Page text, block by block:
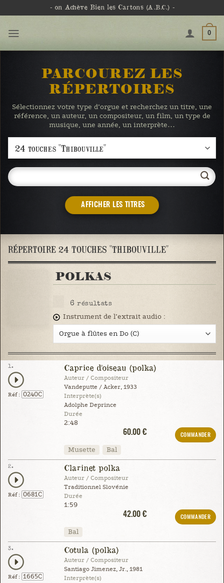
- on Achève Bien les Cartons (A.B.C.) -
0
PARCOUREZ LES
RÉPERTOIRES
Sélectionnez votre type d’orgue et recherchez un titre, une
référence, un auteur, un compositeur, un film, un type de
musique, une année, un interprète…
AFFICHER LES TITRES
RÉPERTOIRE 24 TOUCHES "THIBOUVILLE"
POLKAS
6 résultats
Instrument de l’extrait audio :
1.
Réf : 0240C
Caprice d'oiseau (polka)
Auteur / Compositeur
Vandeputte / Acker, 1933
Interprète(s)
Adolphe Deprince
Durée
2:48
60.00 €
COMMANDER
Musette Bal
2.
Réf : 0681C
Clarinet polka
Auteur / Compositeur
Traditionnel Slovénie
Durée
1:59
42.00 €
COMMANDER
Bal
3.
Réf : 1665C
Cotula (polka)
Auteur / Compositeur
Santiago Jimenez, Jr., 1981
Interprète(s)